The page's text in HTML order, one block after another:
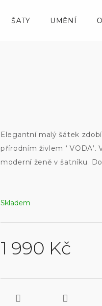
ŠATY UMĚNÍ
1 990 Kč
Skladem
Elegantní malý šátek
přírodním živlem ‘
moderní ženě v šatníku.